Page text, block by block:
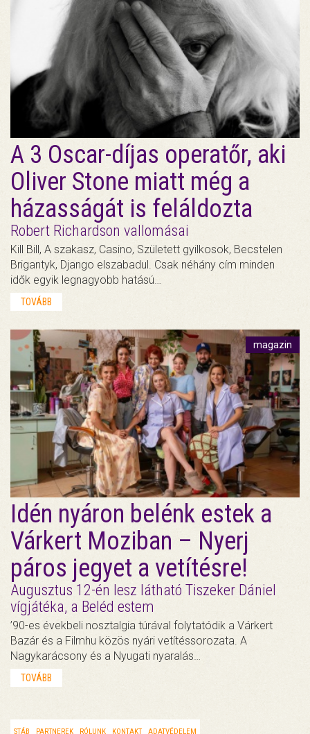
A 3 Oscar-díjas operatőr, aki
Oliver Stone miatt még a
házasságát is feláldozta
Robert Richardson vallomásai
Kill Bill, A szakasz, Casino, Született gyilkosok, Becstelen
Brigantyk, Django elszabadul. Csak néhány cím minden
idők egyik legnagyobb hatású…
TOVÁBB
magazin
Idén nyáron belénk estek a
Várkert Moziban – Nyerj
páros jegyet a vetítésre!
Augusztus 12-én lesz látható Tiszeker Dániel
vígjátéka, a Beléd estem
’90-es évekbeli nosztalgia túrával folytatódik a Várkert
Bazár és a Filmhu közös nyári vetítéssorozata. A
Nagykarácsony és a Nyugati nyaralás…
TOVÁBB
STÁB PARTNEREK RÓLUNK KONTAKT ADATVÉDELEM